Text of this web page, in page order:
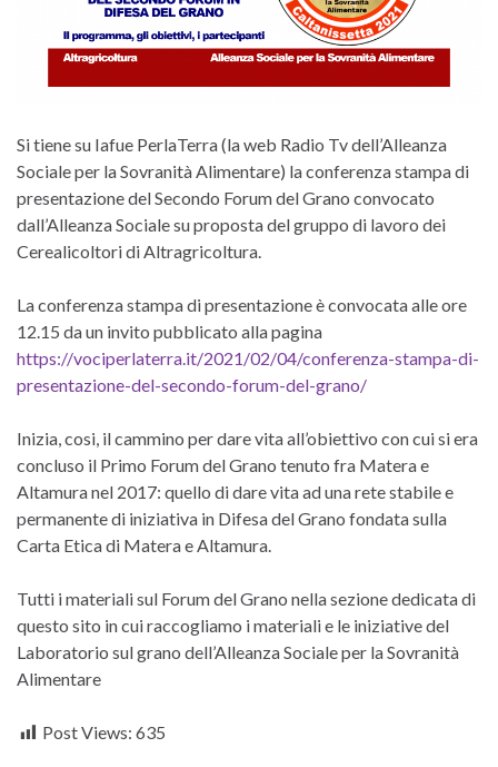
Si tiene su Iafue PerlaTerra (la web Radio Tv dell’Alleanza
Sociale per la Sovranità Alimentare) la conferenza stampa di
presentazione del Secondo Forum del Grano convocato
dall’Alleanza Sociale su proposta del gruppo di lavoro dei
Cerealicoltori di Altragricoltura.
La conferenza stampa di presentazione è convocata alle ore
12.15 da un invito pubblicato alla pagina
https://vociperlaterra.it/2021/02/04/conferenza-stampa-di-
presentazione-del-secondo-forum-del-grano/
Inizia, cosi, il cammino per dare vita all’obiettivo con cui si era
concluso il Primo Forum del Grano tenuto fra Matera e
Altamura nel 2017: quello di dare vita ad una rete stabile e
permanente di iniziativa in Difesa del Grano fondata sulla
Carta Etica di Matera e Altamura.
Tutti i materiali sul Forum del Grano nella sezione dedicata di
questo sito in cui raccogliamo i materiali e le iniziative del
Laboratorio sul grano dell’Alleanza Sociale per la Sovranità
Alimentare
Post Views: 635